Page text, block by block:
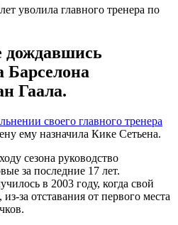
дождавшись
Барселона
Гаала.
своего главного тренера
ему назначила Кике Сетьена.
сезона руководство
за последние 17 лет.
в 2003 году, когда свой
за отставания от первого места